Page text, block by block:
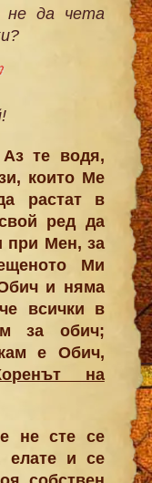
не да чета
те водя,
които Ме
растат в
ред да
при Мен, за
Ми
и няма
всички в
за обич;
е Обич,
на
не сте се
елате и се